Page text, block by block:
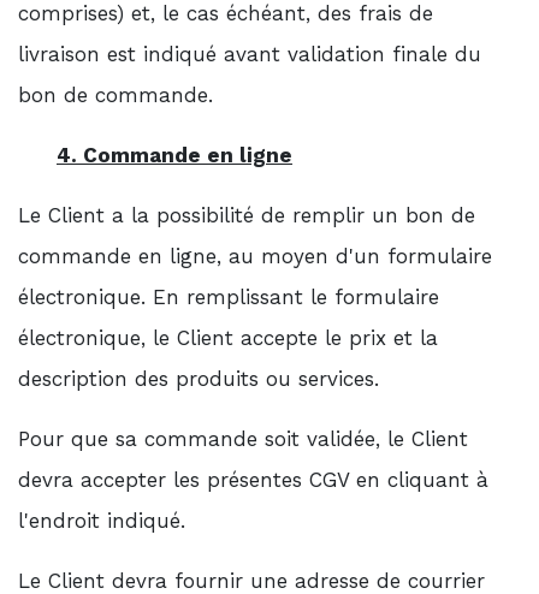
comprises) et, le cas échéant, des frais de
livraison est indiqué avant validation finale du
bon de commande.
4. Commande en ligne
Le Client a la possibilité de remplir un bon de
commande en ligne, au moyen d'un formulaire
électronique. En remplissant le formulaire
électronique, le Client accepte le prix et la
description des produits ou services.
Pour que sa commande soit validée, le Client
devra accepter les présentes CGV en cliquant à
l'endroit indiqué.
Le Client devra fournir une adresse de courrier